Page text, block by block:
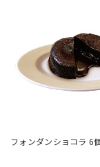
フォンダンショコラ 6